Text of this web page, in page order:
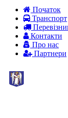
Початок
Транспорт
Контакти
Про нас
Партнери